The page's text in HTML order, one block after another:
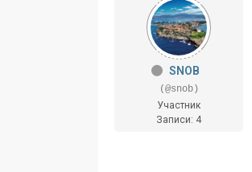
SNOB
(@snob)
Участник
Записи: 4